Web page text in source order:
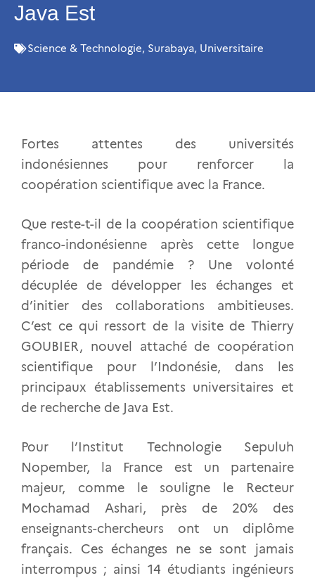
Java Est
Science & Technologie, Surabaya, Universitaire
Fortes attentes des universités
indonésiennes pour renforcer la
coopération scientifique avec la France.
Que reste-t-il de la coopération scientifique
franco-indonésienne après cette longue
période de pandémie ? Une volonté
décuplée de développer les échanges et
d’initier des collaborations ambitieuses.
C’est ce qui ressort de la visite de Thierry
GOUBIER, nouvel attaché de coopération
scientifique pour l’Indonésie, dans les
principaux établissements universitaires et
de recherche de Java Est.
Pour l’Institut Technologie Sepuluh
Nopember, la France est un partenaire
majeur, comme le souligne le Recteur
Mochamad Ashari, près de 20% des
enseignants-chercheurs ont un diplôme
français. Ces échanges ne se sont jamais
interrompus ; ainsi 14 étudiants ingénieurs